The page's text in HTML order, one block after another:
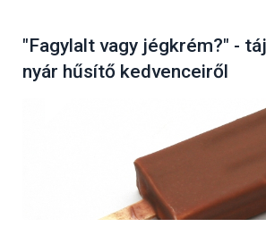
"Fagylalt vagy jégkrém?" -
nyár hűsítő kedvenceiről